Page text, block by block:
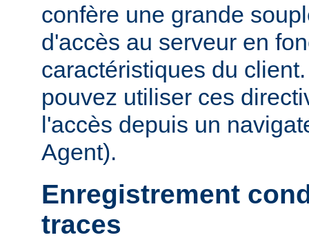
confère une grande
d'accès au serveur en
caractéristiques du
pouvez utiliser ces
l'accès depuis un
Agent).
Enregistrement
traces